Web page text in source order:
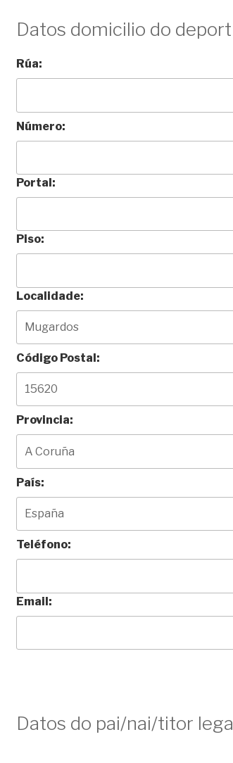
Datos domicilio do
Rúa:
Número:
Portal:
Piso:
Localidade:
Código Postal:
Provincia:
País:
Teléfono:
Email:
Datos do pai/nai/titor